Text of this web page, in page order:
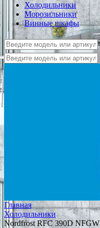
Холодильники
Морозильники
Винные шкафы
Главная
Холодильники
Nordfrost RFC 390D NFGW